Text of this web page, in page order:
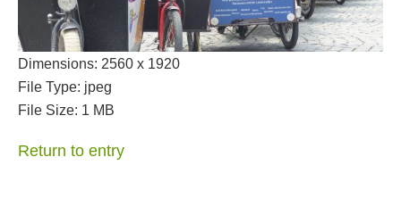
Dimensions: 2560 x 1920
File Type: jpeg
File Size: 1 MB
Return to entry